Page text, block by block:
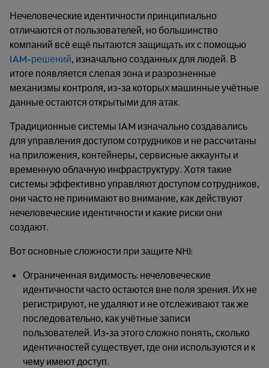
Нечеловеческие идентичности принципиально
отличаются от пользователей, но большинство
компаний всё ещё пытаются защищать их с помощью
IAM-решений, изначально созданных для людей. В
итоге появляется слепая зона и разрозненные
механизмы контроля, из-за которых машинные учётные
данные остаются открытыми для атак.
Традиционные системы IAM изначально создавались
для управления доступом сотрудников и не рассчитаны
на приложения, контейнеры, сервисные аккаунты и
временную облачную инфраструктуру. Хотя такие
системы эффективно управляют доступом сотрудников,
они часто не принимают во внимание, как действуют
нечеловеческие идентичности и какие риски они
создают.
Вот основные сложности при защите NHI:
Ограниченная видимость: нечеловеческие
идентичности часто остаются вне поля зрения. Их не
регистрируют, не удаляют и не отслеживают так же
последовательно, как учётные записи
пользователей. Из-за этого сложно понять, сколько
идентичностей существует, где они используются и к
чему имеют доступ.